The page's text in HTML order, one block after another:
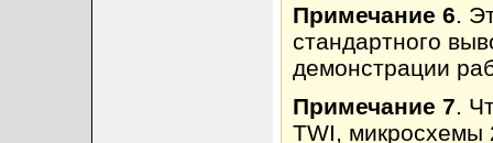
Примечание 6.
стандартного
демонстрации
Примечание 7.
TWI, микросхемы